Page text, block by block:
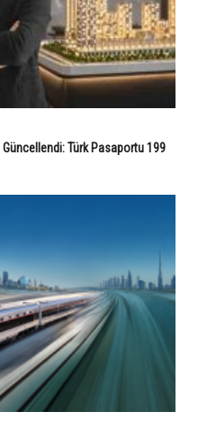
Türk Pasaportu 199